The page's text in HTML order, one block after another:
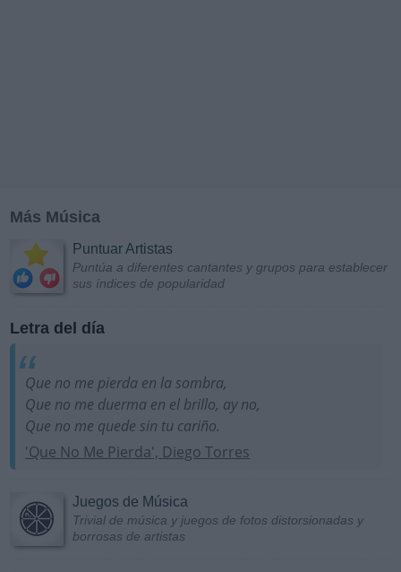
Más Música
Puntuar Artistas
Puntúa a diferentes cantantes y grupos para establecer
sus índices de popularidad
Letra del día
Que no me pierda en la sombra,
Que no me duerma en el brillo, ay no,
Que no me quede sin tu cariño.
'Que No Me Pierda', Diego Torres
Juegos de Música
Trivial de música y juegos de fotos distorsionadas y
borrosas de artistas